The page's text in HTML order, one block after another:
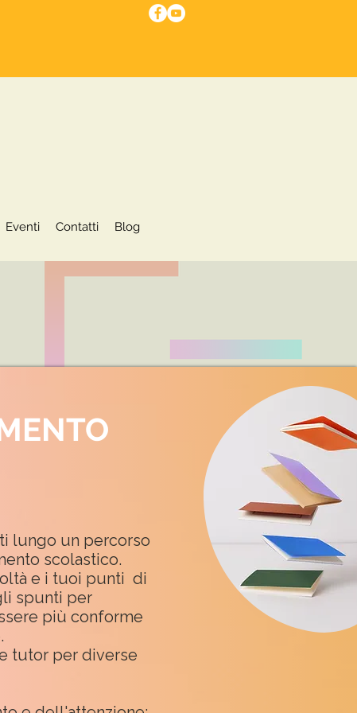
More
Eventi Contatti Blog
lungo un percorso
scolastico.
e i tuoi punti di
spunti per
più conforme
tutor per diverse